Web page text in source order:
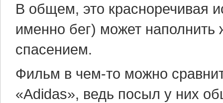
В общем, это красноречивая
именно бег) может
спасением.
Фильм в чем-то можно
«Adidas», ведь посыл у них